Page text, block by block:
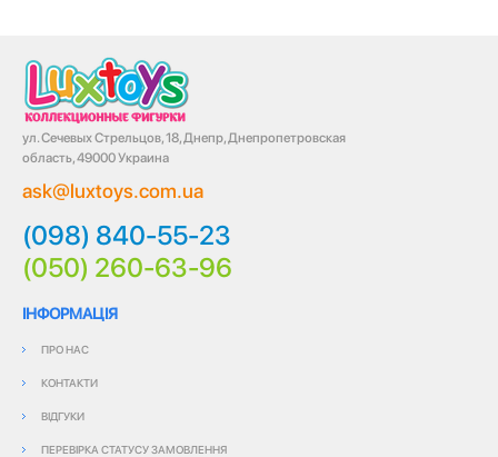
ул. Сечевых Стрельцов, 18, Днепр, Днепропетровская
область, 49000 Украина
ask@luxtoys.com.ua
(098) 840-55-23
(050) 260-63-96
ІНФОРМАЦІЯ
ПРО НАС
КОНТАКТИ
ВІДГУКИ
ПЕРЕВІРКА СТАТУСУ ЗАМОВЛЕННЯ